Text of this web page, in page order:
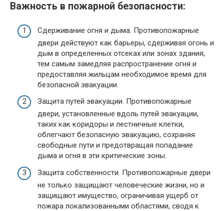
Важность в пожарной безопасности:
Сдерживание огня и дыма. Противопожарные
двери действуют как барьеры, сдерживая огонь и
дым в определенных отсеках или зонах здания,
тем самым замедляя распространение огня и
предоставляя жильцам необходимое время для
безопасной эвакуации.
Защита путей эвакуации. Противопожарные
двери, установленные вдоль путей эвакуации,
таких как коридоры и лестничные клетки,
облегчают безопасную эвакуацию, сохраняя
свободные пути и предотвращая попадание
дыма и огня в эти критические зоны.
Защита собственности. Противопожарные двери
не только защищают человеческие жизни, но и
защищают имущество, ограничивая ущерб от
пожара локализованными областями, сводя к